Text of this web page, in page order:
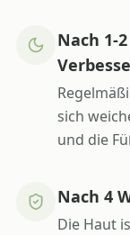
Nach 1-
sich
und die
Nach 4
Die Haut